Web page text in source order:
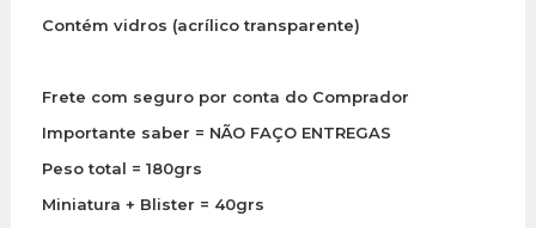
Contém vidros (acrílico transparente)
Frete com seguro por conta do Comprador
Importante saber = NÃO FAÇO ENTREGAS
Peso total = 180grs
Miniatura + Blister = 40grs